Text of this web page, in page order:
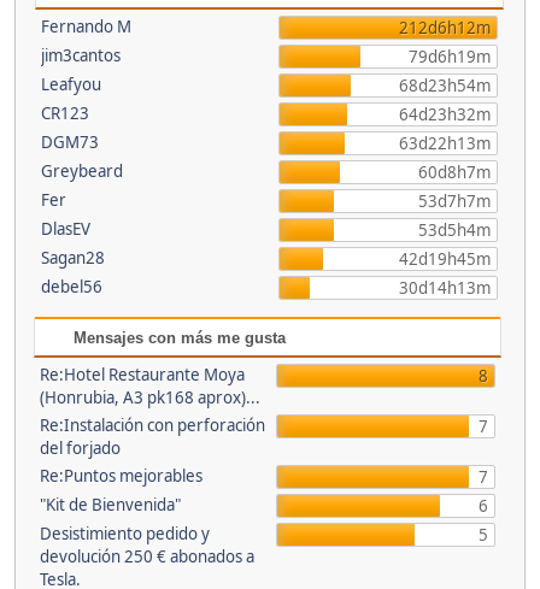
Fernando M
212d6h12m
jim3cantos
79d6h19m
Leafyou
68d23h54m
CR123
64d23h32m
DGM73
63d22h13m
Greybeard
60d8h7m
Fer
53d7h7m
DlasEV
53d5h4m
Sagan28
42d19h45m
debel56
30d14h13m
Mensajes con más me gusta
Re:Hotel Restaurante Moya
(Honrubia, A3 pk168 aprox)...
8
Re:Instalación con perforación
del forjado
7
Re:Puntos mejorables
7
"Kit de Bienvenida"
6
Desistimiento pedido y
devolución 250 € abonados a
Tesla.
5